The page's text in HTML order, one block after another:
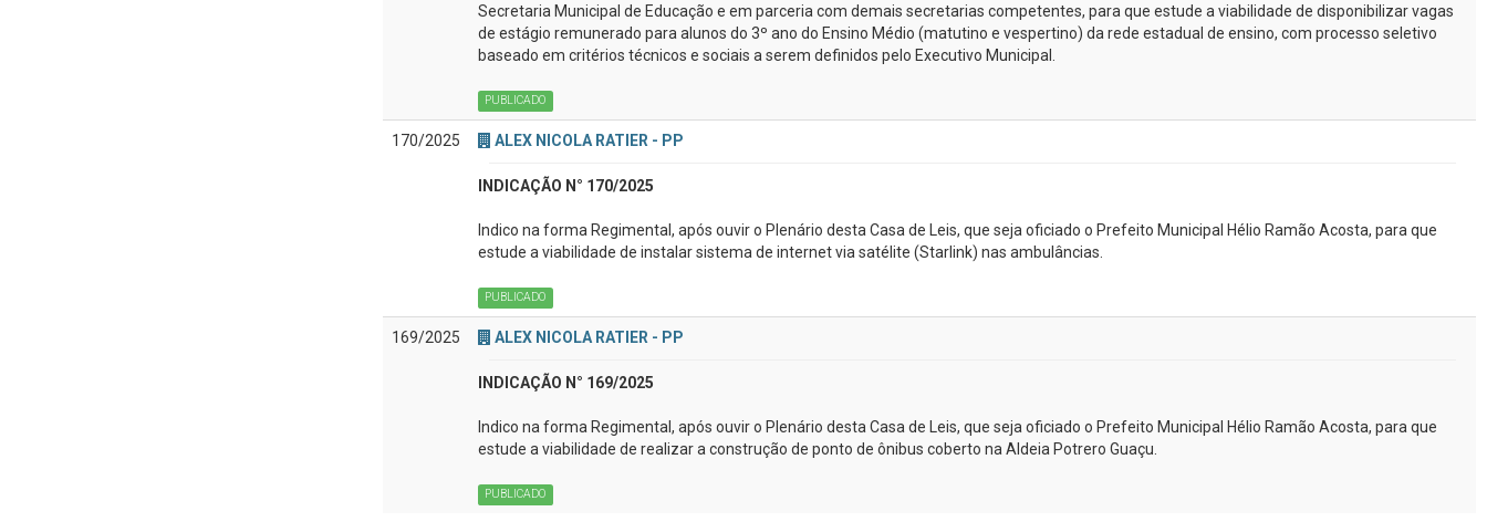
Secretaria Municipal de Educação e em parceria com demais secretarias competentes, para que estude a viabilidade de disponibilizar vagas
de estágio remunerado para alunos do 3º ano do Ensino Médio (matutino e vespertino) da rede estadual de ensino, com processo seletivo
baseado em critérios técnicos e sociais a serem definidos pelo Executivo Municipal.
PUBLICADO
170/2025 ALEX NICOLA RATIER - PP
INDICAÇÃO N° 170/2025
Indico na forma Regimental, após ouvir o Plenário desta Casa de Leis, que seja oficiado o Prefeito Municipal Hélio Ramão Acosta, para que
estude a viabilidade de instalar sistema de internet via satélite (Starlink) nas ambulâncias.
PUBLICADO
169/2025 ALEX NICOLA RATIER - PP
INDICAÇÃO N° 169/2025
Indico na forma Regimental, após ouvir o Plenário desta Casa de Leis, que seja oficiado o Prefeito Municipal Hélio Ramão Acosta, para que
estude a viabilidade de realizar a construção de ponto de ônibus coberto na Aldeia Potrero Guaçu.
PUBLICADO